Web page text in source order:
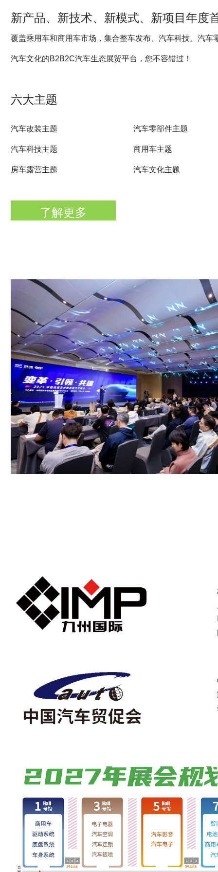
新产品、新技术、新模式、新项目年度
覆盖乘用车和商用车市场，集合整车发布、汽车科技、汽车
汽车文化的B2B2C汽车生态展贸平台，您不容错过！
六大主题
汽车改装主题 汽车零部件主题
汽车科技主题 商用车主题
房车露营主题 汽车文化主题
了解更多
核心业务。公
间优质高
中国国际贸易
家有关部门批